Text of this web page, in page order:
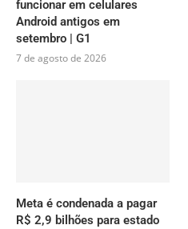
funcionar em celulares
Android antigos em
setembro | G1
7 de agosto de 2026
Meta é condenada a pagar
R$ 2,9 bilhões para estado